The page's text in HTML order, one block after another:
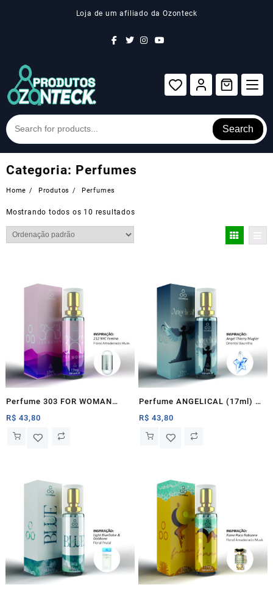
Loja de um afiliado da Ozonteck
Search
Categoria: Perfumes
Home Produtos Perfumes
Mostrando todos os 10 resultados
Perfume 303 FOR WOMAN
(17ml) – Ozonteck
R$ 43,80
Perfume ANGELICAL (17ml) –
Ozonteck
R$ 43,80